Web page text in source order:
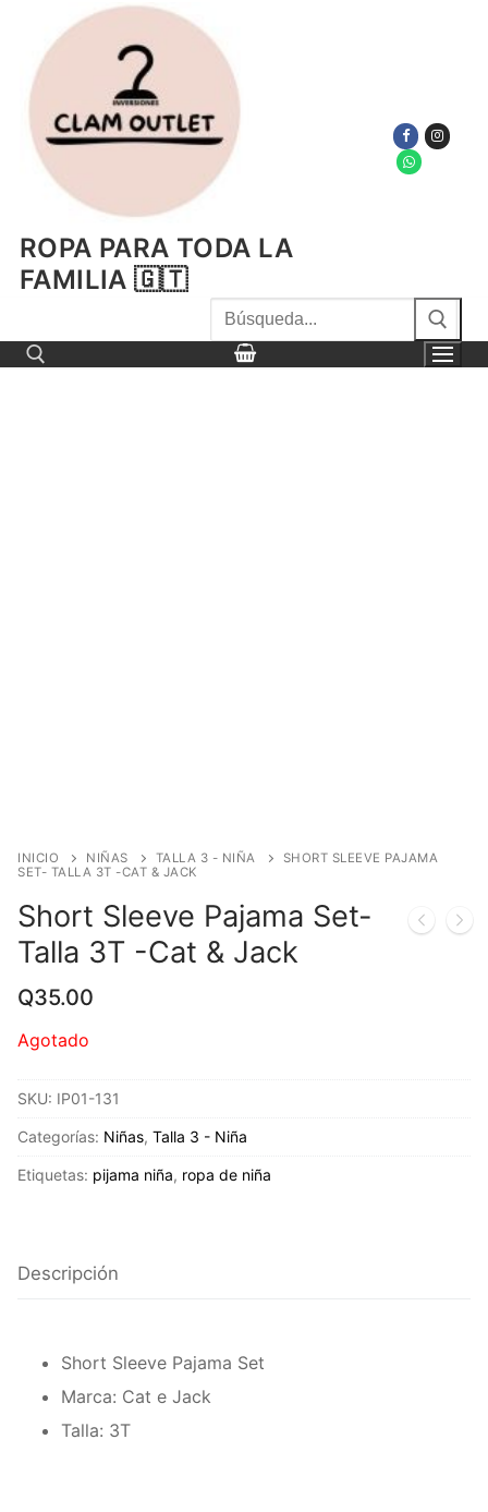
contenido
ROPA PARA TODA LA
FAMILIA 🇬🇹
Buscar
por:
INICIO NIÑAS TALLA 3 - NIÑA
SHORT SLEEVE PAJAMA
SET- TALLA 3T -CAT & JACK
Short Sleeve Pajama Set-
Talla 3T -Cat & Jack
Q35.00
Agotado
SKU: IP01-131
Categorías: Niñas, Talla 3 - Niña
Etiquetas: pijama niña, ropa de niña
Descripción
Short Sleeve Pajama Set
Marca: Cat e Jack
Talla: 3T